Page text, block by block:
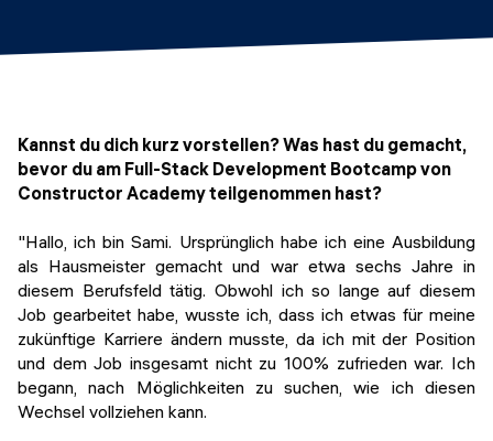
LLMOps
Generative KI meistern
Python Programmierung
KOSTENLOSE RESSOURCEN
Data Science Einführungskurs
Web-Entwicklung Einführungskurs
Python Einführungskurs
Abschlussprojekte
Alumni Geschichten
Kannst du dich kurz vorstellen? Was hast du gemacht,
bevor du am Full-Stack Development Bootcamp von
Constructor Academyteilgenommen hast?
"Hallo, ich bin Sami. Ursprünglich habe ich eine Ausbildung
als Hausmeister gemacht und war etwa sechs Jahre in
diesem Berufsfeld tätig. Obwohl ich so lange auf diesem
Job gearbeitet habe, wusste ich, dass ich etwas für meine
zukünftige Karriere ändern musste, da ich mit der Position
und dem Job insgesamt nicht zu 100% zufrieden war. Ich
begann, nach Möglichkeiten zu suchen, wie ich diesen
Wechsel vollziehen kann.